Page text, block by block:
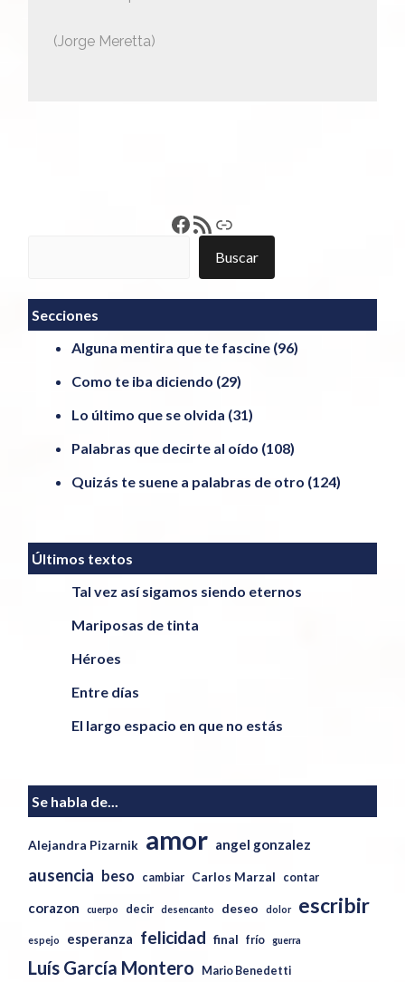
(Jorge Meretta)
Francisco Pérez
Feed RSSEnlace
Buscar
Secciones
Alguna mentira que te fascine (96)
Como te iba diciendo (29)
Lo último que se olvida (31)
Palabras que decirte al oído (108)
Quizás te suene a palabras de otro (124)
Últimos textos
Tal vez así sigamos siendo eternos
Mariposas de tinta
Héroes
Entre días
El largo espacio en que no estás
Se habla de...
Alejandra Pizarnik amor angel gonzalez
ausencia beso cambiar Carlos Marzal contar
corazon cuerpo decir desencanto deseo dolor escribir
espejo esperanza felicidad final frío guerra
Luís García Montero Mario Benedetti